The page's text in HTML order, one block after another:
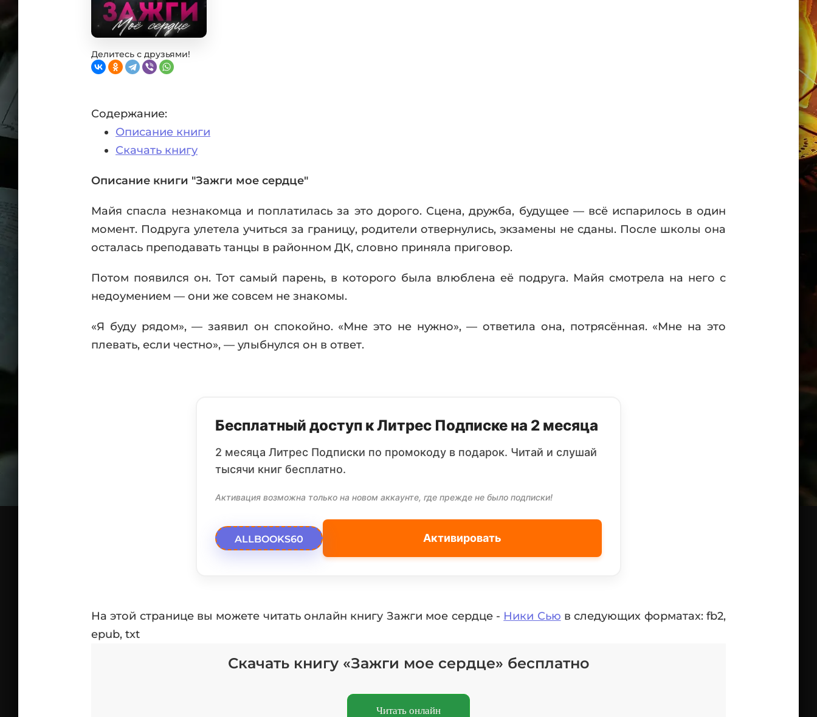
Делитесь с друзьями!
Содержание:
Описание книги
Скачать книгу
Описание книги "Зажги мое сердце"
Майя спасла незнакомца и поплатилась за это дорого. Сцена, дружба, будущее — всё испарилось в один
момент. Подруга улетела учиться за границу, родители отвернулись, экзамены не сданы. После школы она
осталась преподавать танцы в районном ДК, словно приняла приговор.
Потом появился он. Тот самый парень, в которого была влюблена её подруга. Майя смотрела на него с
недоумением — они же совсем не знакомы.
«Я буду рядом», — заявил он спокойно. «Мне это не нужно», — ответила она, потрясённая. «Мне на это
плевать, если честно», — улыбнулся он в ответ.
Бесплатный доступ к Литрес Подписке на 2 месяца
2 месяца Литрес Подписки по промокоду в подарок. Читай и слушай
тысячи книг бесплатно.
Активация возможна только на новом аккаунте, где прежде не было подписки!
ALLBOOKS60 Активировать
На этой странице вы можете читать онлайн книгу Зажги мое сердце - Ники Сью в следующих форматах: fb2,
epub, txt
Скачать книгу «Зажги мое сердце» бесплатно
Читать онлайн